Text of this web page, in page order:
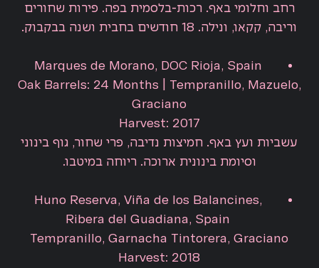
רחב וחלומי באף. רכות-בלסמית בפה. פירות שחורים
וריבה, קקאו, ונילה. 18 חודשים בחבית ושנה בבקבוק.
Marques de Morano, DOC Rioja, Spain
Oak Barrels: 24 Months | Tempranillo, Mazuelo,
Graciano
Harvest: 2017
עשביות ועץ באף. חמיצות נדיבה, פרי שחור, גוף בינוני
וסיומת בינונית ארוכה. ריוחה במיטבו.
Huno Reserva, Viña de los Balancines,
Ribera del Guadiana, Spain
Tempranillo, Garnacha Tintorera, Graciano
Harvest: 2018